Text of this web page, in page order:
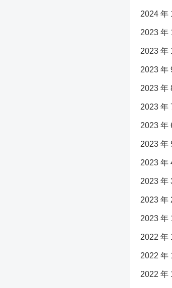
2024 年
2023 年
2023 年
2023 年
2023 年
2023 年
2023 年
2023 年
2023 年
2023 年
2023 年
2023 年
2022 年
2022 年
2022 年